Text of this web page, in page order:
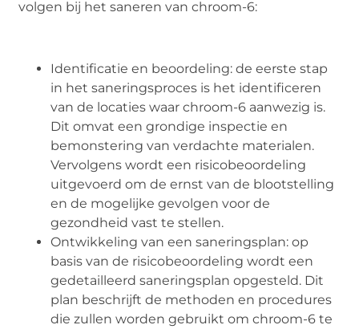
volgen bij het saneren van chroom-6:
Identificatie en beoordeling: de eerste stap
in het saneringsproces is het identificeren
van de locaties waar chroom-6 aanwezig is.
Dit omvat een grondige inspectie en
bemonstering van verdachte materialen.
Vervolgens wordt een risicobeoordeling
uitgevoerd om de ernst van de blootstelling
en de mogelijke gevolgen voor de
gezondheid vast te stellen.
Ontwikkeling van een saneringsplan: op
basis van de risicobeoordeling wordt een
gedetailleerd saneringsplan opgesteld. Dit
plan beschrijft de methoden en procedures
die zullen worden gebruikt om chroom-6 te